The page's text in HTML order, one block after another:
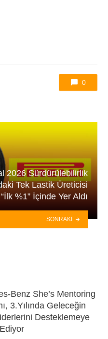
0
2026 Sürdürülebilirlik
Tek Lastik Üreticisi
%1” İçinde Yer Aldı
SONRAKI
Benz She’s Mentoring
3.Yılında Geleceğin
Desteklemeye